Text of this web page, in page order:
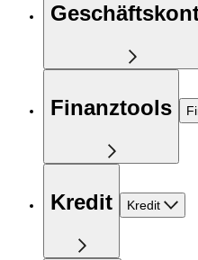
Finanztools
Kredit Kredit